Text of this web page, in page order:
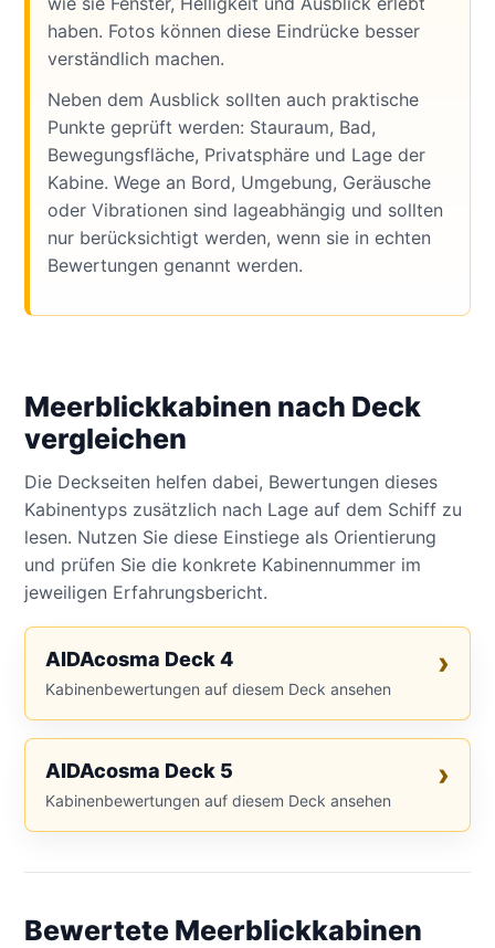
haben. Fotos können diese Eindrücke besser
verständlich machen.
Neben dem Ausblick sollten auch praktische
Punkte geprüft werden: Stauraum, Bad,
Bewegungsfläche, Privatsphäre und Lage der
Kabine. Wege an Bord, Umgebung, Geräusche
oder Vibrationen sind lageabhängig und sollten
nur berücksichtigt werden, wenn sie in echten
Bewertungen genannt werden.
Meerblickkabinen nach Deck
vergleichen
Die Deckseiten helfen dabei, Bewertungen dieses
Kabinentyps zusätzlich nach Lage auf dem Schiff zu
lesen. Nutzen Sie diese Einstiege als Orientierung
und prüfen Sie die konkrete Kabinennummer im
jeweiligen Erfahrungsbericht.
AIDAcosma Deck 4
Kabinenbewertungen auf diesem Deck ansehen
AIDAcosma Deck 5
Kabinenbewertungen auf diesem Deck ansehen
Bewertete Meerblickkabinen